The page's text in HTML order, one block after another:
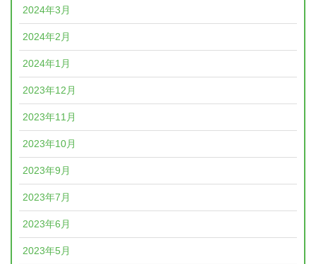
2024年3月
2024年2月
2024年1月
2023年12月
2023年11月
2023年10月
2023年9月
2023年7月
2023年6月
2023年5月